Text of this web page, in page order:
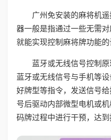
广州免安装的麻将机
器一般是指通过一些无需
就能实现控制麻将牌功能的
蓝牙或无线信号控制
蓝牙或无线信号与手机等
好牌型等指令，发送信号
号后驱动内部微型电机或机
码牌过程中进行干预，达到